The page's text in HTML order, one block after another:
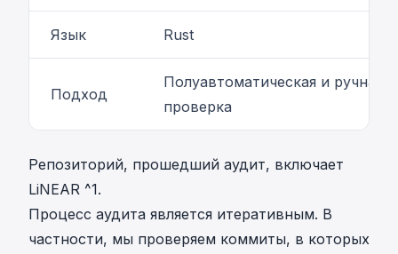
Язык Rust
Подход
Полуавтоматическая и ручная
проверка
Репозиторий, прошедший аудит, включает
LiNEAR ^1.
Процесс аудита является итеративным. В
частности, мы проверяем коммиты, в которых